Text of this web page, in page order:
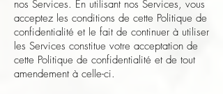
nos Services. En utilisant nos Services, vous
acceptez les conditions de cette Politique de
confidentialité et le fait de continuer à utiliser
les Services constitue votre acceptation de
cette Politique de confidentialité et de tout
amendement à celle-ci.